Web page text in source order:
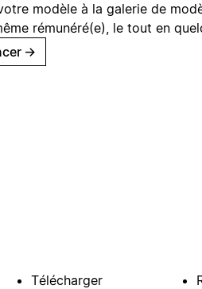
modèle à la galerie de
rémunéré(e), le tout en
→
Télécharger